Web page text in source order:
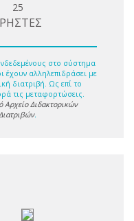
25
στο σύστημα
έχουν αλληλεπιδράσει με
διατριβή. Ως επί το
τις μεταφορτώσεις.
Αρχείο Διδακτορικών
.